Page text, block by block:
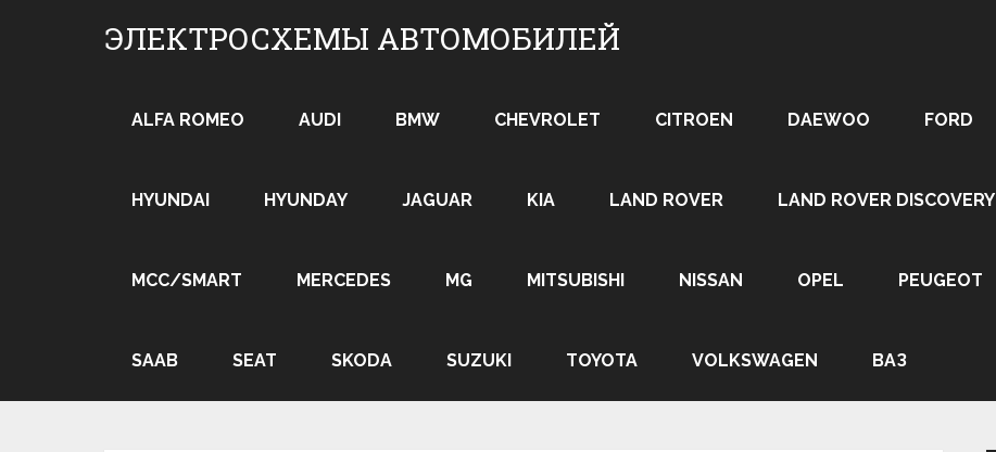
ЭЛЕКТРОСХЕМЫ АВТОМОБИЛЕЙ
ALFA ROMEO AUDI BMW CHEVROLET CITROEN DAEWOO FORD
HYUNDAI HYUNDAY JAGUAR KIA LAND ROVER LAND ROVER DISCOVERY
MCC/SMART MERCEDES MG MITSUBISHI NISSAN OPEL PEUGEOT
SAAB SEAT SKODA SUZUKI TOYOTA VOLKSWAGEN ВАЗ